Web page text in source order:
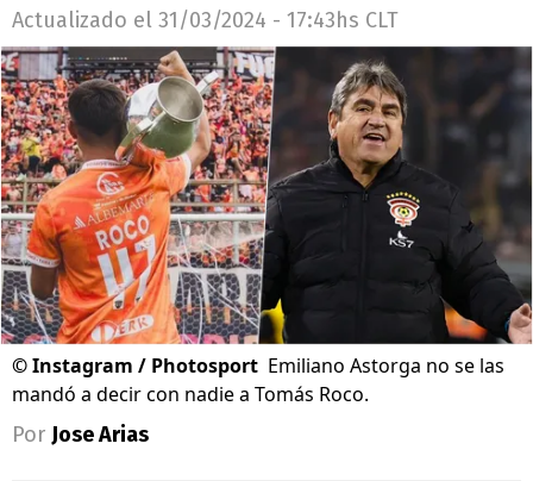
Actualizado el 31/03/2024 - 17:43hs CLT
©Instagram / Photosport Emiliano Astorga no se las
mandó a decir con nadie a Tomás Roco.
Por Jose Arias